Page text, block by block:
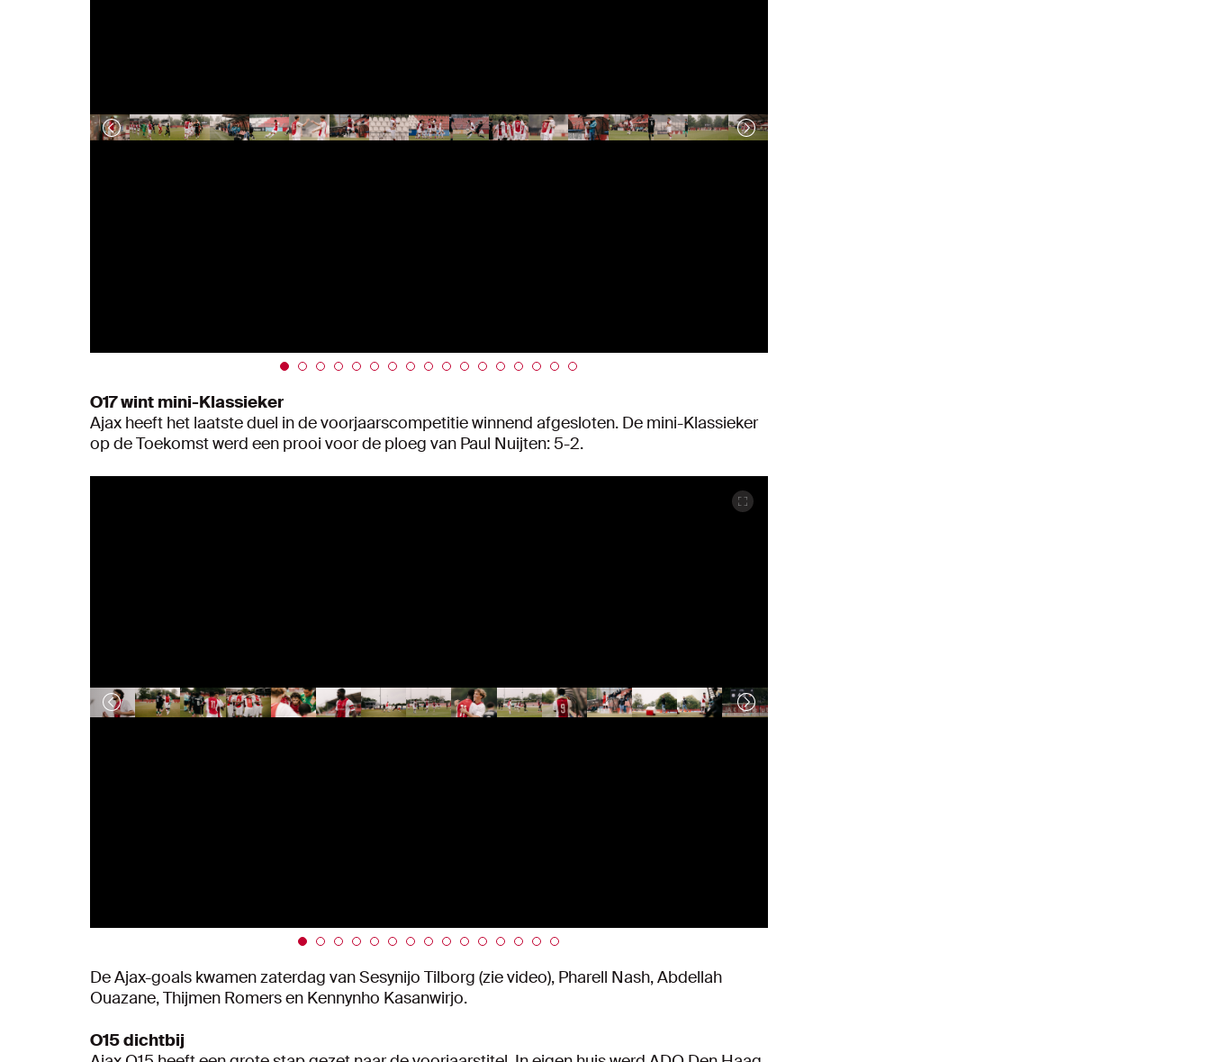
O17 wint mini-Klassieker
Ajax heeft het laatste duel in de voorjaarscompetitie winnend afgesloten. De mini-Klassieker
op de Toekomst werd een prooi voor de ploeg van Paul Nuijten: 5-2.
De Ajax-goals kwamen zaterdag van Sesynijo Tilborg (zie video), Pharell Nash, Abdellah
Ouazane, Thijmen Romers en Kennynho Kasanwirjo.
O15 dichtbij